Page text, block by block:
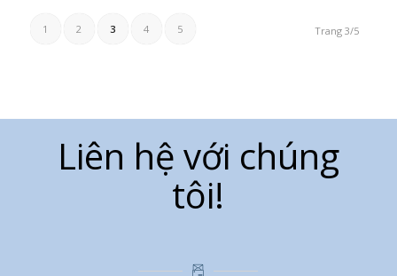
Trang 3/5
1 2 3 4 5
Liên hệ với chúng
tôi!